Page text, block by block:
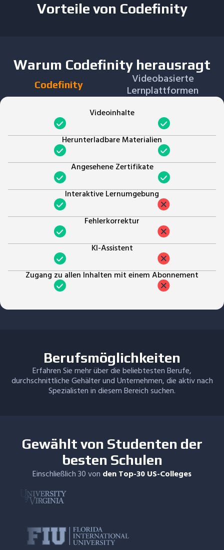
Vorteile von Codefinity
Warum Codefinity herausragt
Codefinity Videobasierte
Lernplattformen
Videoinhalte
Herunterladbare Materialien
Angesehene Zertifikate
Interaktive Lernumgebung
Fehlerkorrektur
KI-Assistent
Zugang zu allen Inhalten mit einem Abonnement
Berufsmöglichkeiten
Erfahren Sie mehr über die beliebtesten Berufe,
durchschnittliche Gehälter und Unternehmen, die aktiv nach
Spezialisten in diesem Bereich suchen.
Gewählt von Studenten der
besten Schulen
Einschließlich 30 von den Top-30 US-Colleges